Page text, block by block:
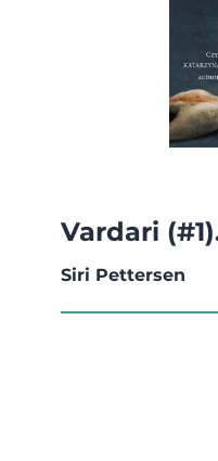
Vardari
Siri Pettersen